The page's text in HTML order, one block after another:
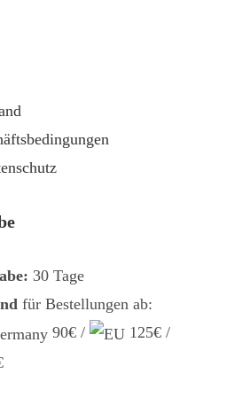
30 Tage
für Bestellungen ab:
90€ /
125€ /